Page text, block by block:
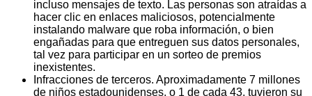
incluso mensajes de texto. Las personas son atraídas a
hacer clic en enlaces maliciosos, potencialmente
instalando malware que roba información, o bien
engañadas para que entreguen sus datos personales,
tal vez para participar en un sorteo de premios
inexistentes.
Infracciones de terceros. Aproximadamente 7 millones
de niños estadounidenses, o 1 de cada 43, tuvieron su